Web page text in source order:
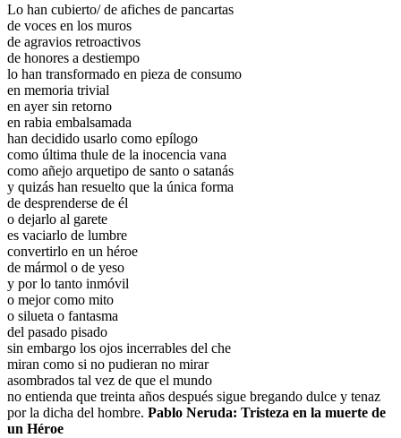
Lo han cubierto/ de afiches de pancartas
de voces en los muros
de agravios retroactivos
de honores a destiempo
lo han transformado en pieza de consumo
en memoria trivial
en ayer sin retorno
en rabia embalsamada
han decidido usarlo como epílogo
como última thule de la inocencia vana
como añejo arquetipo de santo o satanás
y quizás han resuelto que la única forma
de desprenderse de él
o dejarlo al garete
es vaciarlo de lumbre
convertirlo en un héroe
de mármol o de yeso
y por lo tanto inmóvil
o mejor como mito
o silueta o fantasma
del pasado pisado
sin embargo los ojos incerrables del che
miran como si no pudieran no mirar
asombrados tal vez de que el mundo
no entienda que treinta años después sigue bregando dulce y tenaz
por la dicha del hombre. Pablo Neruda: Tristeza en la muerte de
un Héroe